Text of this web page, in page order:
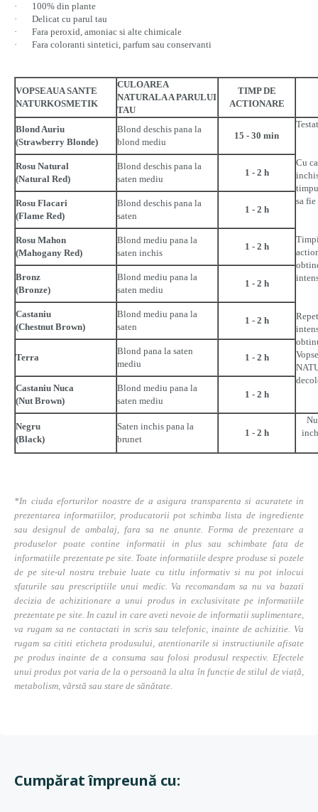
· 100% din plante
· Delicat cu parul tau
· Fara peroxid, amoniac si alte chimicale
· Fara coloranti sintetici, parfum sau conservanti
VOPSEAUA SANTE
NATURKOSMETIK
CULOAREA
NATURALA A PARULUI
TAU
TIMP DE
ACTIONARE
Blond Auriu
(Strawberry Blonde)
Blond deschis pana la
blond mediu
15 - 30 min
Cu
sa fie
Rosu Natural
(Natural Red)
Blond deschis pana la
saten mediu
1 - 2 h
Rosu Flacari
(Flame Red)
Blond deschis pana la
saten
1 - 2 h
Rosu Mahon
(Mahogany Red)
Blond mediu pana la
saten inchis
1 - 2 h
Bronz
(Bronze)
Blond mediu pana la
saten mediu
1 - 2 h
Castaniu
(Chestnut Brown)
Blond mediu pana la
saten
1 - 2 h
Terra
Blond pana la saten
mediu
1 - 2 h
Castaniu Nuca
(Nut Brown)
Blond mediu pana la
saten mediu
1 - 2 h
Negru
(Black)
Saten inchis pana la
brunet
1 - 2 h
*In ciuda eforturilor noastre de a asigura transparenta si acuratete in
prezentarea informatiilor, producatorii pot schimba lista de ingrediente
sau designul de ambalaj, fara sa ne anunte. Forma de prezentare a
produselor poate contine informatii in plus sau schimbate fata de
informatiile prezentate pe site. Toate informatiile despre produse si pozele
de pe site-ul nostru trebuie luate cu titlu informativ si nu pot inlocui
sfaturile sau prescriptiile unui medic. Va recomandam sa nu va bazati
decizia de achizitionare a unui produs in exclusivitate pe informatiile
prezentate pe site. In cazul in care aveti nevoie de informatii suplimentare,
va rugam sa ne contactati in scris sau telefonic, inainte de achizitie. Va
rugam sa cititi eticheta produsului, atentionarile si instructiunile afisate
pe produs inainte de a consuma sau folosi produsul respectiv. Efectele
unui produs pot varia de la o persoană la alta în funcție de stilul de viață,
metabolism, vârstă sau stare de sănătate.
Cumpărat împreună cu: